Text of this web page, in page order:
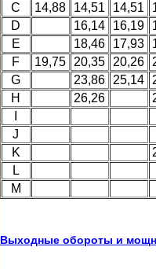
C
14,88 14,51 14,51
D
16,14 16,19
E
18,46 17,93
F
19,75 20,35 20,26
G
23,86 25,14
H
26,26
J
K
L
M
Выходные обороты и